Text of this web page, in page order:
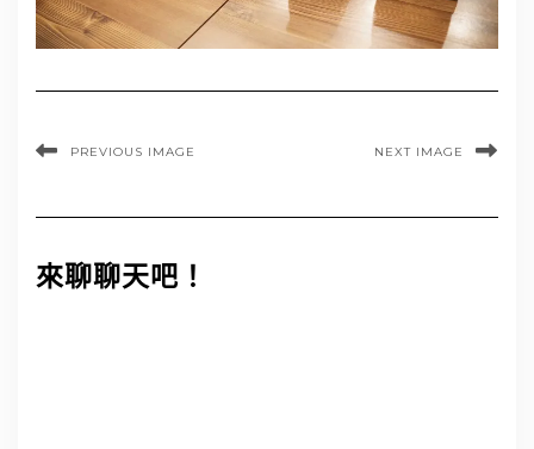
PREVIOUS IMAGE NEXT IMAGE
來聊聊天吧！